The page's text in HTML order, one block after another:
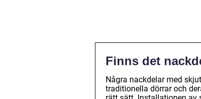
Finns det
Några nackdelar med
traditionella dörrar och